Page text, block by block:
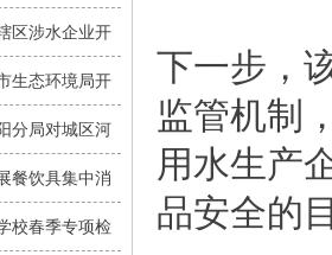
区涉水企业开
生态环境局开
分局对城区河
餐饮具集中消
校春季专项检
下一步，
监管机制
用水生产
品安全的